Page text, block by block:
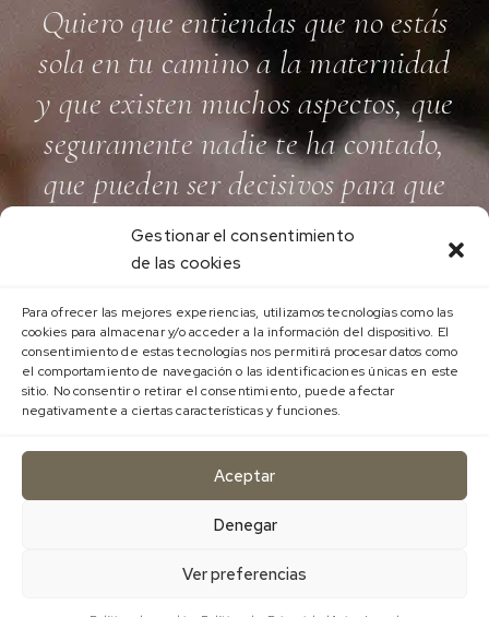
Gestionar el consentimiento
de las cookies
Para ofrecer las mejores experiencias, utilizamos tecnologías como las
cookies para almacenar y/o acceder a la información del dispositivo. El
consentimiento de estas tecnologías nos permitirá procesar datos como
el comportamiento de navegación o las identificaciones únicas en este
sitio. No consentir o retirar el consentimiento, puede afectar
negativamente a ciertas características y funciones.
Aceptar
Denegar
Ver preferencias
Quiero que entiendas que no estás
sola en tu camino a la maternidad
y que existen muchos aspectos, que
seguramente nadie te ha contado,
que pueden ser decisivos para que
se manifieste tu deseado embarazo
He leído y acepto la política de privacidad
QUIERO HACER EL TEST